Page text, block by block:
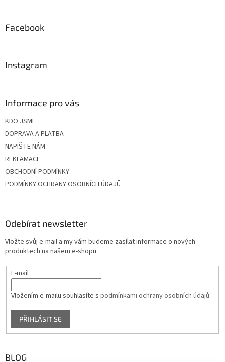
Facebook
Instagram
Informace pro vás
KDO JSME
DOPRAVA A PLATBA
NAPIŠTE NÁM
REKLAMACE
OBCHODNÍ PODMÍNKY
PODMÍNKY OCHRANY OSOBNÍCH ÚDAJŮ
Odebírat newsletter
Vložte svůj e-mail a my vám budeme zasílat informace o nových
produktech na našem e-shopu.
E-mail
Vložením e-mailu souhlasíte s podmínkami ochrany osobních údajů
PŘIHLÁSIT SE
BLOG